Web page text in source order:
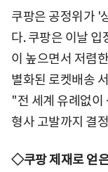
쿠팡은 공정위가 '
다. 쿠팡은 이날
이 높으면서 저렴
별화된 로켓배송
"전 세계 유례없이
형사 고발까지 결
◇쿠팡 제재로 얻